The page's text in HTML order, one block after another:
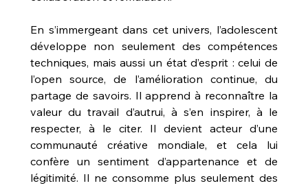
En s’immergeant dans cet univers, l’adolescent
développe non seulement des compétences
techniques, mais aussi un état d’esprit : celui de
l’open source, de l’amélioration continue, du
partage de savoirs. Il apprend à reconnaître la
valeur du travail d’autrui, à s’en inspirer, à le
respecter, à le citer. Il devient acteur d’une
communauté créative mondiale, et cela lui
confère un sentiment d’appartenance et de
légitimité. Il ne consomme plus seulement des